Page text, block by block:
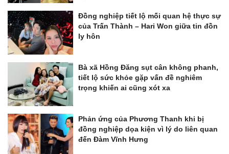
Đồng nghiệp tiết lộ mối quan hệ thực sự
của Trấn Thành – Hari Won giữa tin đồn
ly hôn
Bà xã Hồng Đăng sụt cân không phanh,
tiết lộ sức khỏe gặp vấn đề nghiêm
trọng khiến ai cũng xót xa
Phản ứng của Phương Thanh khi bị
đồng nghiệp dọa kiện vì lý do liên quan
đến Đàm Vĩnh Hưng